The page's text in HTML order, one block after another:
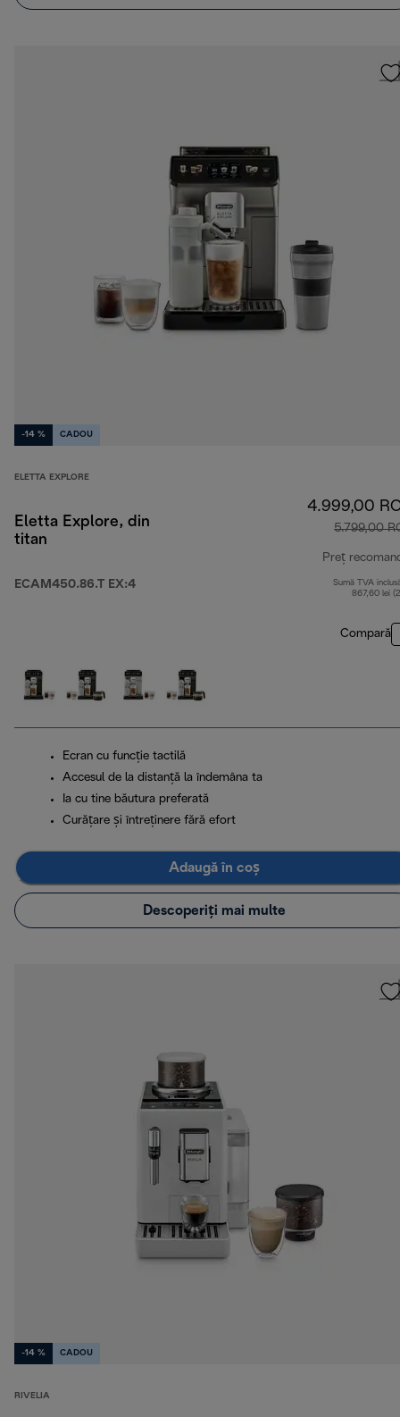
-14 % CADOU
ELETTA EXPLORE
Eletta Explore, din
titan
ECAM450.86.T EX:4
4.999,00
5.799,00
Preț
Sumă TVA
867,60 lei
Compară
Ecran cu funcție tactilă
Accesul de la distanță la îndemâna ta
Ia cu tine băutura preferată
Curățare și întreținere fără efort
Adaugă în coș
Descoperiți mai multe
-14 % CADOU
RIVELIA